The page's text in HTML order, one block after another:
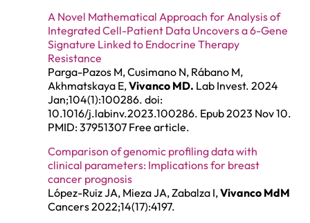
A Novel Mathematical Approach for Analysis of
Integrated Cell-Patient Data Uncovers a 6-Gene
Signature Linked to Endocrine Therapy
Resistance
Parga-Pazos M, Cusimano N, Rábano M,
Akhmatskaya E,Vivanco MD. Lab Invest. 2024
Jan;104(1):100286. doi:
10.1016/j.labinv.2023.100286. Epub 2023 Nov 10.
PMID: 37951307 Free article.
Comparison of genomic profiling data with
clinical parameters: Implications for breast
cancer prognosis
López-Ruiz JA, Mieza JA, Zabalza I,Vivanco MdM
Cancers 2022;14(17):4197.